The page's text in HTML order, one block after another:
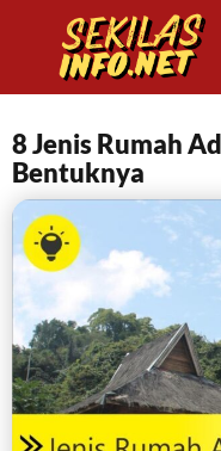
8 Jenis Rumah
Bentuknya